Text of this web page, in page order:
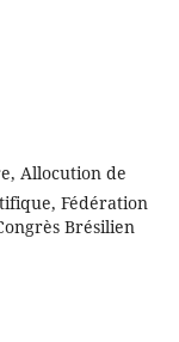
Allocution de
Fédération
Brésilien